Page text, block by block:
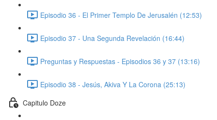
Episodio 36 - El Primer Templo De Jerusalén (12:53)
Episodio 37 - Una Segunda Revelación (16:44)
Preguntas y Respuestas - Episodios 36 y 37 (13:16)
Episodio 38 - Jesús, Akiva Y La Corona (25:13)
Capitulo Doze